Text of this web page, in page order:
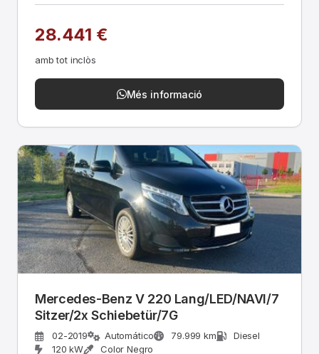
28.441 €
amb tot inclòs
Més informació
Mercedes-Benz V 220 Lang/LED/NAVI/7
Sitzer/2x Schiebetür/7G
02-2019 Automático 79.999 km
Diesel
120 kW
Color Negro